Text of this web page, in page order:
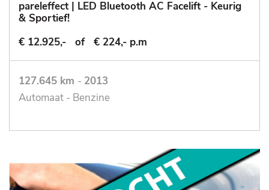
pareleffect | LED Bluetooth AC Facelift - Keurig
& Sportief!
€ 12.925,-
of € 224,- p.m
127.645 km - 2013
Automaat - Benzine